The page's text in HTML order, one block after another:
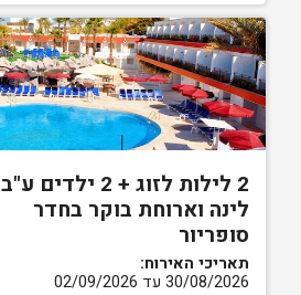
2 לילות לזוג + 2 ילדים ע"ב
לינה וארוחת בוקר בחדר
סופריור
תאריכי האירוח:
30/08/2026 עד 02/09/2026